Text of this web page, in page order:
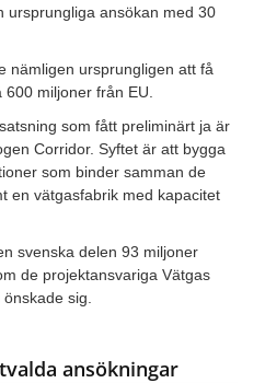
ursprungliga ansökan med 30
nämligen ursprungligen att få
miljoner från EU.
som fått preliminärt ja är
Corridor. Syftet är att bygga
som binder samman de
en vätgasfabrik med kapacitet
svenska delen 93 miljoner
de projektansvariga Vätgas
sig.
ansökningar